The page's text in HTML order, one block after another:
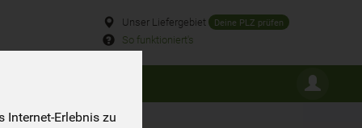
Internet-Erlebnis zu
Unser Liefergebiet Deine PLZ prüfen
So funktioniert's